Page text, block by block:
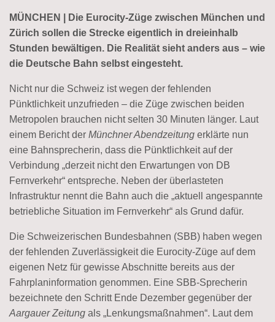
MÜNCHEN | Die Eurocity-Züge zwischen München und
Zürich sollen die Strecke eigentlich in dreieinhalb
Stunden bewältigen. Die Realität sieht anders aus – wie
die Deutsche Bahn selbst eingesteht.
Nicht nur die Schweiz ist wegen der fehlenden
Pünktlichkeit unzufrieden – die Züge zwischen beiden
Metropolen brauchen nicht selten 30 Minuten länger. Laut
einem Bericht der Münchner Abendzeitung erklärte nun
eine Bahnsprecherin, dass die Pünktlichkeit auf der
Verbindung „derzeit nicht den Erwartungen von DB
Fernverkehr“ entspreche. Neben der überlasteten
Infrastruktur nennt die Bahn auch die „aktuell angespannte
betriebliche Situation im Fernverkehr“ als Grund dafür.
Die Schweizerischen Bundesbahnen (SBB) haben wegen
der fehlenden Zuverlässigkeit die Eurocity-Züge auf dem
eigenen Netz für gewisse Abschnitte bereits aus der
Fahrplaninformation genommen. Eine SBB-Sprecherin
bezeichnete den Schritt Ende Dezember gegenüber der
Aargauer Zeitung als „Lenkungsmaßnahmen“. Laut dem